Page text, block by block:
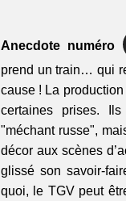
Anecdote numéro
prend un train… qui
cause ! La
certaines prises.
"méchant russe",
décor aux scènes
glissé son savoir-
quoi, le TGV peut